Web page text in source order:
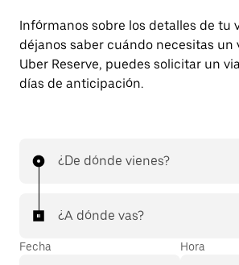
Infórmanos sobre los detalles de tu
déjanos saber cuándo necesitas un
Uber Reserve, puedes solicitar un
días de anticipación.
¿De dónde vienes?
¿A dónde vas?
Fecha Hora